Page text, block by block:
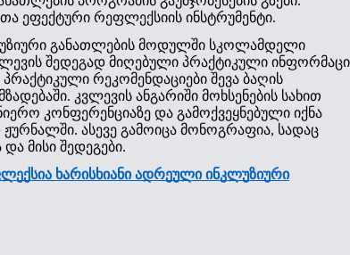
ეფექტური რეფლექსიის ინსტრუმენტი.
განათლების მოდულში სკოლამდელი
შედეგად მიღებული პრაქტიკული
რეკომენდაციები შევა ბაღის
კვლევის ანგარიში მოხსენების სახით
კონფერენციაზე და გამოქვეყნებული იქნა
ასევე გამოიცა მონოგრაფია, სადაც
მისი შედეგები.
ხარისხიანი ადრეული ინკლუზიური